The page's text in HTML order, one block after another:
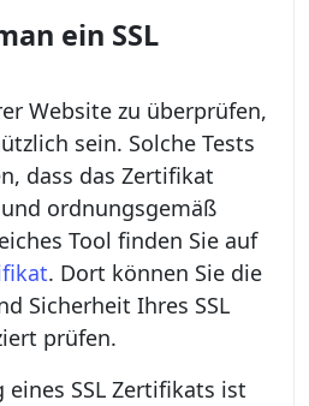
ein SSL
Website zu überprüfen,
sein. Solche Tests
dass das Zertifikat
ordnungsgemäß
Tool finden Sie auf
. Dort können Sie die
Sicherheit Ihres SSL
prüfen.
SSL Zertifikats ist